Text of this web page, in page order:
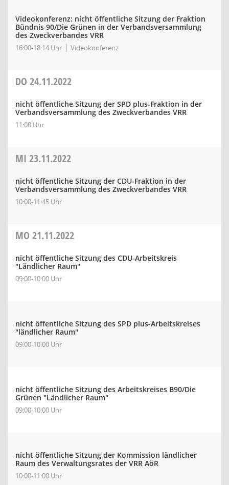
Videokonferenz: nicht öffentliche Sitzung der Fraktion
Bündnis 90/Die Grünen in der Verbandsversammlung
des Zweckverbandes VRR
16:00-18:14 Uhr Videokonferenz
DO 24.11.2022
nicht öffentliche Sitzung der SPD plus-Fraktion in der
Verbandsversammlung des Zweckverbandes VRR
11:00 Uhr
MI 23.11.2022
nicht öffentliche Sitzung der CDU-Fraktion in der
Verbandsversammlung des Zweckverbandes VRR
10:00-11:45 Uhr
MO 21.11.2022
nicht öffentliche Sitzung des CDU-Arbeitskreis
"Ländlicher Raum"
09:00-10:00 Uhr
nicht öffentliche Sitzung des SPD plus-Arbeitskreises
"ländlicher Raum"
09:00-10:00 Uhr
nicht öffentliche Sitzung des Arbeitskreises B90/Die
Grünen "Ländlicher Raum"
09:00-10:00 Uhr
nicht öffentliche Sitzung der Kommission ländlicher
Raum des Verwaltungsrates der VRR AöR
10:00-11:00 Uhr